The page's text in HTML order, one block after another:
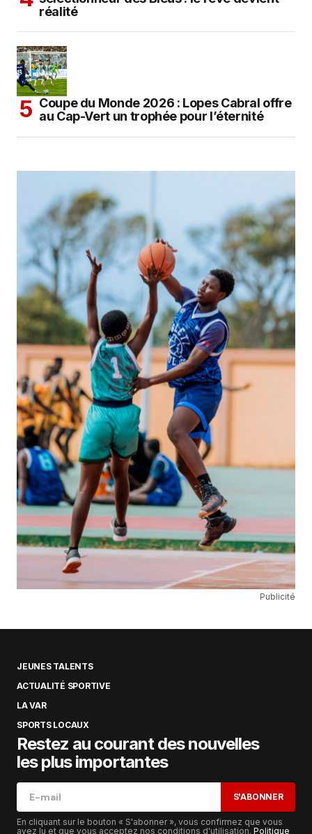
réalité
Coupe du Monde 2026 : Lopes Cabral offre
au Cap-Vert un trophée pour l’éternité
Publicité
JEUNES TALENTS
ACTUALITÉ SPORTIVE
LA VAR
SPORTS LOCAUX
Restez au courant des nouvelles
les plus importantes
S'ABONNER
En cliquant sur le bouton « S'abonner », vous confirmez que vous
avez lu et que vous acceptez nos conditions d'utilisation. Politique